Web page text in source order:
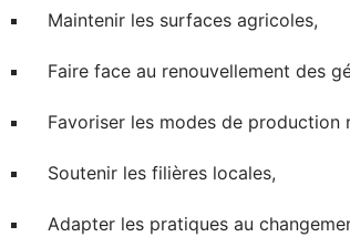
Maintenir les surfaces agricoles,
Faire face au renouvellement des
Favoriser les modes de production
Soutenir les filières locales,
Adapter les pratiques au